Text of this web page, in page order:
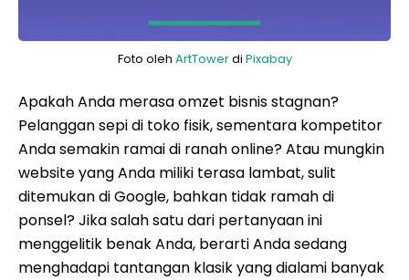
Foto oleh ArtTowerdi Pixabay
Apakah Anda merasa omzet bisnis stagnan?
Pelanggan sepi di toko fisik, sementara kompetitor
Anda semakin ramai di ranah online? Atau mungkin
website yang Anda miliki terasa lambat, sulit
ditemukan di Google, bahkan tidak ramah di
ponsel? Jika salah satu dari pertanyaan ini
menggelitik benak Anda, berarti Anda sedang
menghadapi tantangan klasik yang dialami banyak